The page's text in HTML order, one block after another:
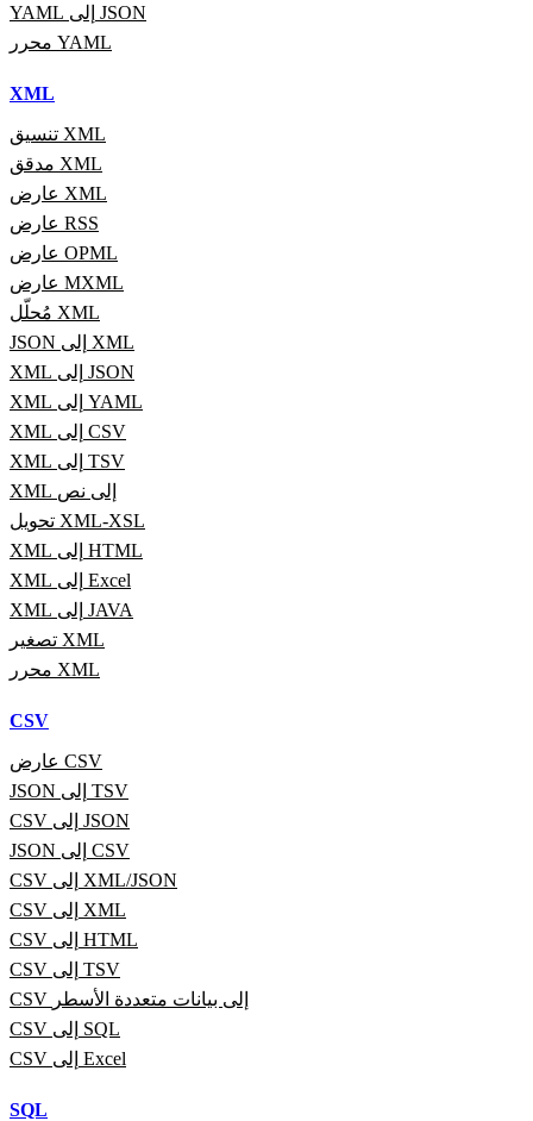
YAML إلى JSON
محرر YAML
XML
تنسيق XML
مدقق XML
عارض XML
عارض RSS
عارض OPML
عارض MXML
مُحلّل XML
JSON إلى XML
XML إلى JSON
XML إلى YAML
XML إلى CSV
XML إلى TSV
XML إلى نص
تحويل XML-XSL
XML إلى HTML
XML إلى Excel
XML إلى JAVA
تصغير XML
محرر XML
CSV
عارض CSV
JSON إلى TSV
CSV إلى JSON
JSON إلى CSV
CSV إلى XML/JSON
CSV إلى XML
CSV إلى HTML
CSV إلى TSV
CSV إلى بيانات متعددة الأسطر
CSV إلى SQL
CSV إلى Excel
SQL